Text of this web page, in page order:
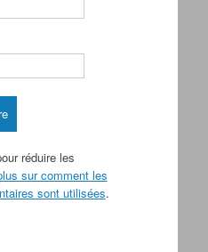
réduire les
sur comment les
sont utilisées.